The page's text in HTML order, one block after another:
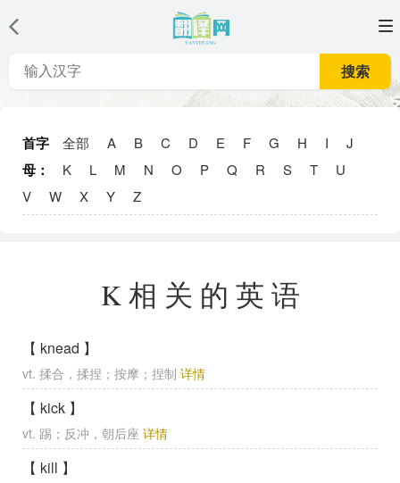
搜索
首字
母：
全部 A B C D E F G H I
J
K
L M N O P Q R S T
U
V
W X Y Z
K相关的英语
【 knead 】
vt. 揉合，揉捏；按摩；捏制 详情
【 kick 】
vt. 踢；反冲，朝后座 详情
【 kill 】